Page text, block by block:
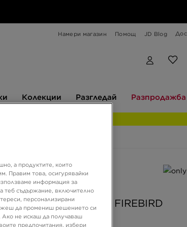
Намери магазин Помощ JD Blog
Колекции Разгледай Разпродажба
Супер оферта
Само в JD
ADIDAS ШОРТИ FIREBIRD
а продуктите, които
Правим това, осигурявайки
информация за
теб съдържание, включително
персонализирани
да промениш решението си
Ако не искаш да получаваш
предпочитания, избери